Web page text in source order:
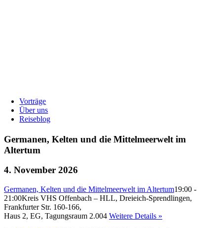
Vorträge
Über uns
Reiseblog
Germanen, Kelten und die Mittelmeerwelt im
Altertum
4. November 2026
Germanen, Kelten und die Mittelmeerwelt im Altertum19:00 -
21:00Kreis VHS Offenbach – HLL, Dreieich-Sprendlingen,
Frankfurter Str. 160-166,
Haus 2, EG, Tagungsraum 2.004 Weitere Details »